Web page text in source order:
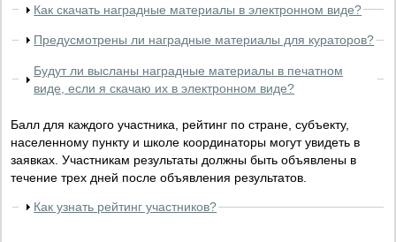
Как скачать наградные материалы в электронном виде?
Предусмотрены ли наградные материалы для кураторов?
Будут ли высланы наградные материалы в печатном
виде, если я скачаю их в электронном виде?
Балл для каждого участника, рейтинг по стране, субъекту,
населенному пункту и школе координаторы могут увидеть в
заявках. Участникам результаты должны быть объявлены в
течение трех дней после объявления результатов.
Как узнать рейтинг участников?